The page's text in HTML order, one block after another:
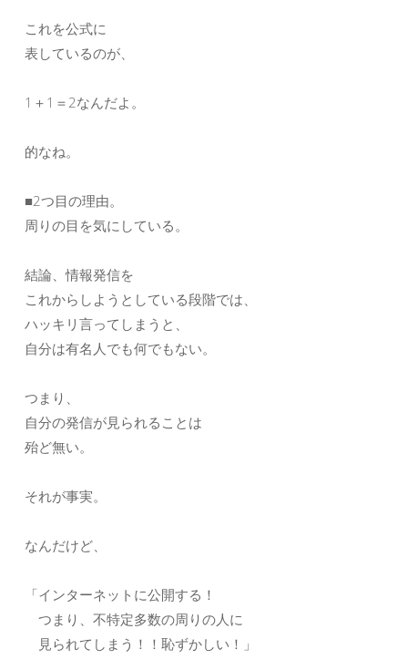
これを公式に
表しているのが、
1＋1＝2なんだよ。
的なね。
■2つ目の理由。
周りの目を気にしている。
結論、情報発信を
これからしようとしている段階では、
ハッキリ言ってしまうと、
自分は有名人でも何でもない。
つまり、
自分の発信が見られることは
殆ど無い。
それが事実。
なんだけど、
「インターネットに公開する！
つまり、不特定多数の周りの人に
見られてしまう！！恥ずかしい！」